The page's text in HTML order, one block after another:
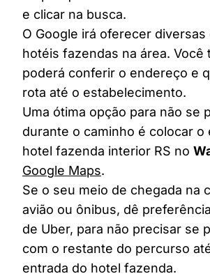
e clicar na busca.
O Google irá oferecer
hotéis fazendas na área. Você
poderá conferir o endereço e
rota até o estabelecimento.
Uma ótima opção para não se
durante o caminho é colocar o
hotel fazenda interior RS no
Google Maps.
Se o seu meio de chegada na
avião ou ônibus, dê
de Uber, para não precisar se
com o restante do percurso
entrada do hotel fazenda.